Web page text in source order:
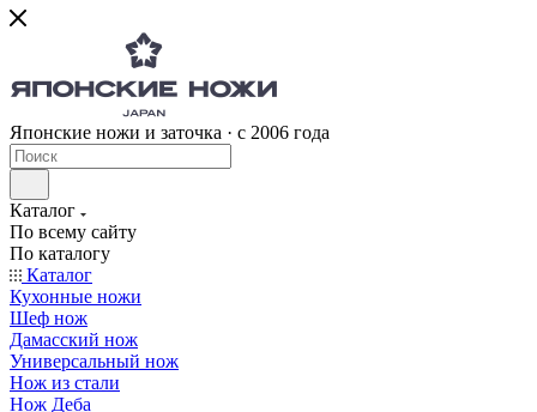
Японские ножи и заточка · с 2006 года
Каталог
По всему сайту
По каталогу
Каталог
Кухонные ножи
Шеф нож
Дамасский нож
Универсальный нож
Нож из стали
Нож Деба